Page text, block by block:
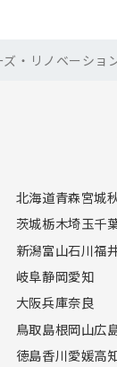
・リノベーショ
北海道青森宮城
茨城栃木埼玉千
新潟富山石川福
岐阜静岡愛知
大阪兵庫奈良
鳥取島根岡山広
徳島香川愛媛高